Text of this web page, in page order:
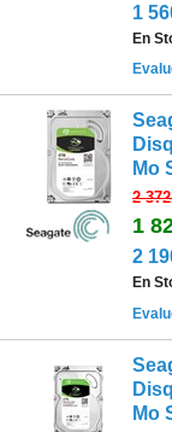
1
En
Mo
2
1
2
En
Mo